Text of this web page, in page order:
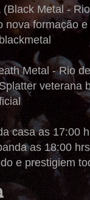
Metal -
nova formação
Metal - Rio
veterana
casa as 17:00
as 18:00 hrs
e prestigiem